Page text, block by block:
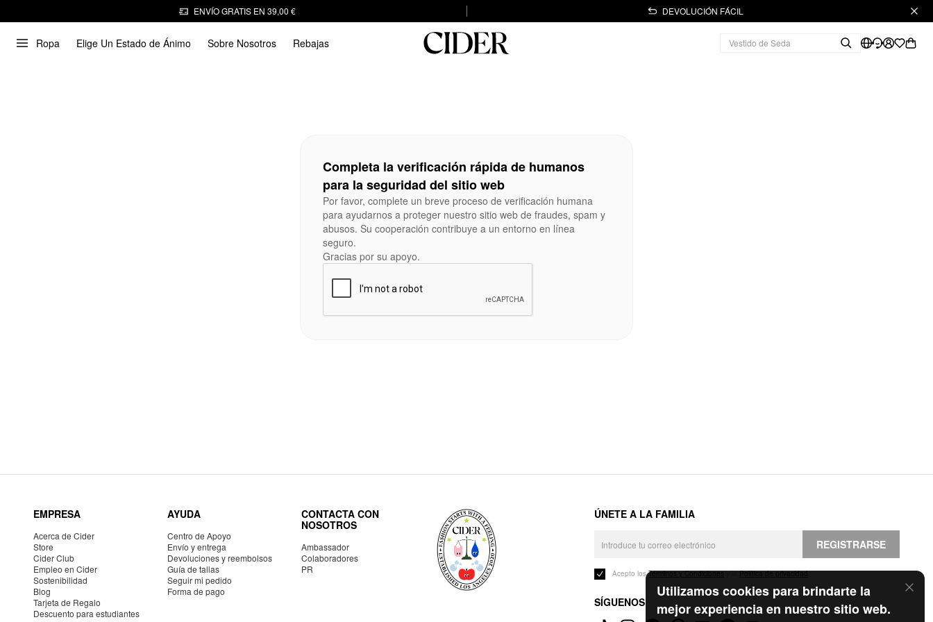
ENVÍO GRATIS EN 39,00 € DEVOLUCIÓN FÁCIL
Ropa Elige Un Estado de Ánimo Sobre Nosotros Rebajas
Utilizamos cookies para brindarte la
mejor experiencia en nuestro sitio web.
Completa la verificación rápida de humanos
para la seguridad del sitio web
Por favor, complete un breve proceso de verificación humana
para ayudarnos a proteger nuestro sitio web de fraudes, spam y
abusos. Su cooperación contribuye a un entorno en línea
seguro.
Gracias por su apoyo.
EMPRESA
Acerca de Cider
Store
Cider Club
Empleo en Cider
Sostenibilidad
Blog
Tarjeta de Regalo
Descuento para estudiantes
AYUDA
Centro de Apoyo
Envío y entrega
Devoluciones y reembolsos
Guía de tallas
Seguir mi pedido
Forma de pago
CONTACTA CON
NOSOTROS
Ambassador
Colaboradores
PR
ÚNETE A LA FAMILIA
REGISTRARSE
Acepto losTérminos y Condicionesy laPolítica de privacidad.
SÍGUENOS